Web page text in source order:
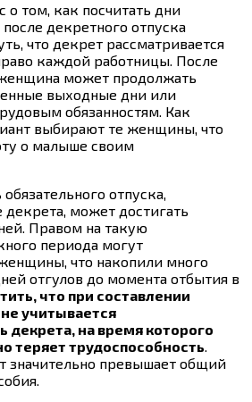
о том, как посчитать дни
декретного отпуска
что декрет рассматривается
каждой работницы. После
может продолжать
выходные дни или
обязанностям. Как
выбирают те женщины, что
о малыше своим
отпуска,
может достигать
Правом на такую
периода могут
что накопили много
отгулов до момента отбытия в
что при составлении
учитывается
декрета, на время которого
теряет трудоспособность.
значительно превышает общий